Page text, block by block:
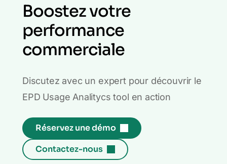
Boostez votre
performance
commerciale
Discutez avec un expert pour découvrir le
EPD Usage Analitycs tool en action
Réservez une démo
Contactez-nous